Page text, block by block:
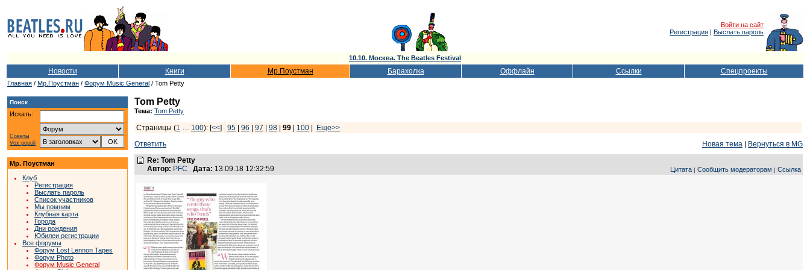
Войти на сайт
Регистрация | Выслать пароль
10.10. Москва. The Beatles Festival
Новости Книги Мр.Поустман Барахолка Оффлайн Ссылки Спецпроекты
Главная / Мр.Поустман / Форум Music General / Tom Petty
Поиск
Искать:
Советы
Vox populi
Мр. Поустман
Клуб
Регистрация
Выслать пароль
Список участников
Мы помним
Клубная карта
Города
Дни рождения
Юбилеи регистрации
Все форумы
Форум Lost Lennon Tapes
Форум Photo
Форум Music General
Tom Petty
Тема: Tom Petty
Страницы (1 … 100): [<<] 95 96 97 98 99 100
Еще>>
Ответить
Новая тема
Вернуться в MG
Re: Tom Petty
Автор: PFC Дата: 13.09.18 12:32:59 Цитата | Сообщить модераторам | Ссылка